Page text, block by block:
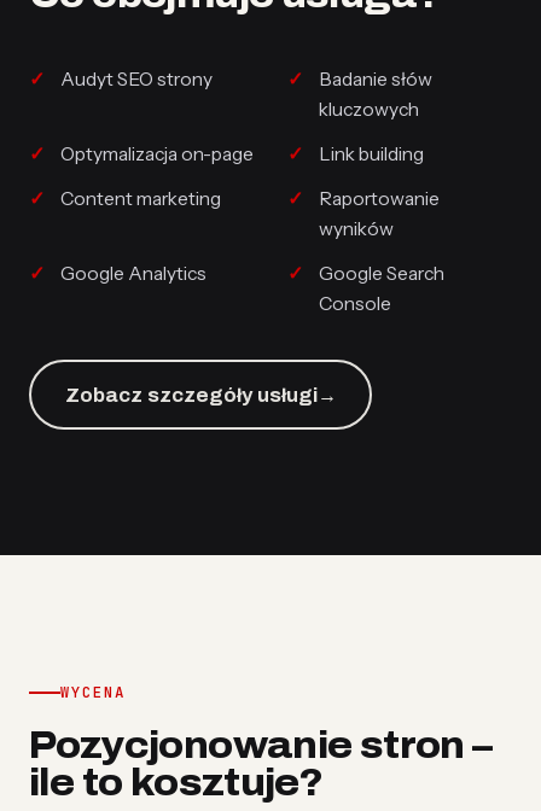
Audyt SEO strony
Badanie słów
kluczowych
Optymalizacja on-page
Link building
Content marketing
Raportowanie
wyników
Google Analytics
Google Search
Console
Zobacz szczegóły usługi→
WYCENA
Pozycjonowanie stron –
ile to kosztuje?